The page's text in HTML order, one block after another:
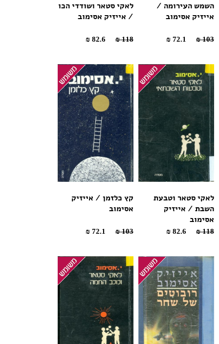
השמש העירומה /
אייזיק אסימוב
103 ₪
לאקי סטאר ושודדי הכו
/ אייזיק אסימוב
118 ₪
לאקי סטאר וטבעת
השבת / אייזיק
אסימוב
118 ₪
קץ כלזמן / אייזיק
אסימוב
103 ₪